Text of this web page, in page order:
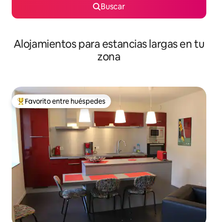
Buscar
Alojamientos para estancias largas en tu
zona
De los mejores en Favorito entre huéspedes
Favorito entre huéspedes